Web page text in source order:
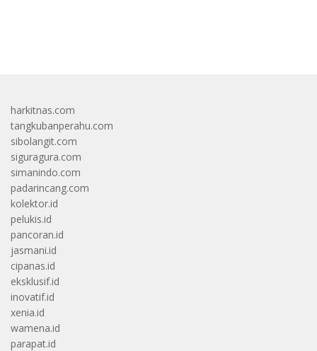
harkitnas.com
tangkubanperahu.com
sibolangit.com
siguragura.com
simanindo.com
padarincang.com
kolektor.id
pelukis.id
pancoran.id
jasmani.id
cipanas.id
eksklusif.id
inovatif.id
xenia.id
wamena.id
parapat.id